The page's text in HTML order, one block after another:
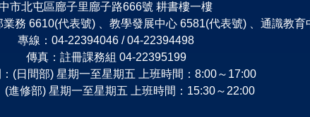
市北屯區廍子里廍子路666號 耕書樓一樓
務 6610(代表號) 、教學發展中心 6581(代表號) 、通識教
專線：04-22394046 / 04-22394498
傳真：註冊課務組 04-22395199
(日間部) 星期一至星期五 上班時間：8:00～17:00
) 星期一至星期五 上班時間：15:30～22:00